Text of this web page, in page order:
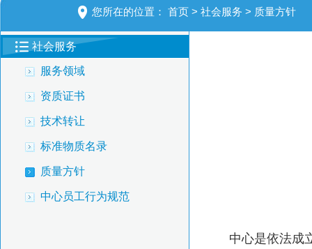
您所在的位置： 首页 > 社会服务 > 质量方针
社会服务
服务领域
资质证书
技术转让
标准物质名录
质量方针
中心员工行为规范
中心是依法成